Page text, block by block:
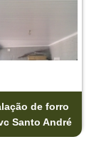
de forro
Santo André